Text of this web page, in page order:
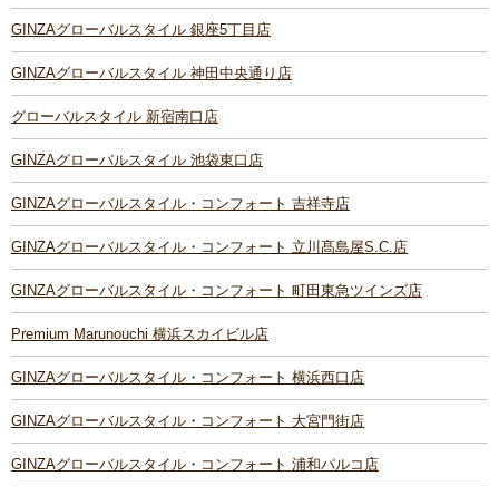
GINZAグローバルスタイル 銀座5丁目店
GINZAグローバルスタイル 神田中央通り店
グローバルスタイル 新宿南口店
GINZAグローバルスタイル 池袋東口店
GINZAグローバルスタイル・コンフォート 吉祥寺店
GINZAグローバルスタイル・コンフォート 立川髙島屋S.C.店
GINZAグローバルスタイル・コンフォート 町田東急ツインズ店
Premium Marunouchi 横浜スカイビル店
GINZAグローバルスタイル・コンフォート 横浜西口店
GINZAグローバルスタイル・コンフォート 大宮門街店
GINZAグローバルスタイル・コンフォート 浦和パルコ店